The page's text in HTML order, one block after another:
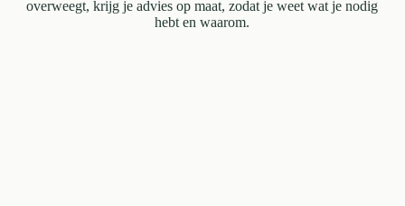
overweegt, krijg je advies op maat, zodat je weet wat je nodig
hebt en waarom.